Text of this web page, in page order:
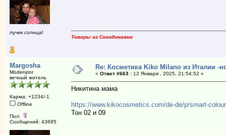
лучик солнца!
Товары из Скандинавии
Margosha
Moderator
вечный житель
Карма: +1234/-1
Offline
Пол:
Сообщений: 43695
Re: Косметика Kiko Milano из Италии -
« Ответ #663 :12 Января , 2025, 21:54:52 »
Никитина мама
https://www.kikocosmetics.com/de-de/p/smart-
Тон 02 и 09